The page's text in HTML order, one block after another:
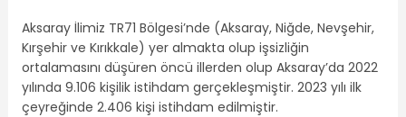
Aksaray İlimiz TR71 Bölgesi’nde (Aksaray, Niğde, Nevşehir,
Kırşehir ve Kırıkkale) yer almakta olup işsizliğin
ortalamasını düşüren öncü illerden olup Aksaray’da 2022
yılında 9.106 kişilik istihdam gerçekleşmiştir. 2023 yılı ilk
çeyreğinde 2.406 kişi istihdam edilmiştir.